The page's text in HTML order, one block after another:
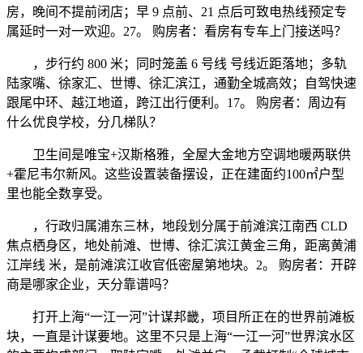
房，晚间不提前闭店；早 9 点前、21 点后可致电热线预定专
属延时一对一欢迎。27。 购房者：看房有专车上门接送吗？
，步行约 800 米；同时笼盖 6 号线 号线近距落地；多轨
陆家嘴、徐家汇、世博、徐汇滨江，通勤全城高效；自驾快速
跟尾中环、越江地道，跨江出行便利。17。 购房者：周边有
什么优良学校，分几梯队？
卫生间是唯宝+汉斯格雅，全屋大金地方空调地暖两联供
+霍尼韦尔新风。这些设置装备摆设，正在建面约100㎡户型
里也能全数享受。
，行政归属浦东三林，地段划分属于前滩滨江南西 CLD
焦点栖身区，地处前滩、世博、徐汇滨江黄金三角，距离黄浦
江岸线 米，是前滩滨江收官低密屋第地块。2。 购房者：开辟
商是哪家企业，天分靠谱吗？
打开上海“一江一河”计谋邦畿，项目所正在的世界前滩板
块，一直是计谋要地。这里不只是上海“一江一河”世界滨水区